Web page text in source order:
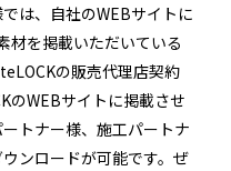
は、自社のWEBサイトに
材を掲載いただいている
の販売代理店契約
のWEBサイトに掲載させ
トナー様、施工パートナ
ンロードが可能です。ぜ